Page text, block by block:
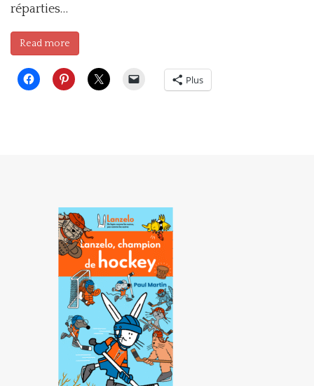
réparties…
Read more
Plus